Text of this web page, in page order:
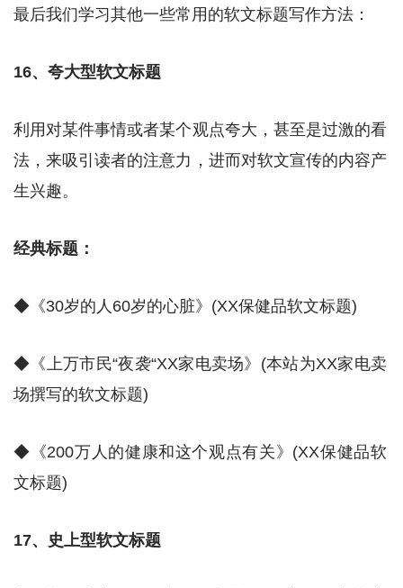
最后我们学习其他一些常用的软文标题写作方法：
16、夸大型软文标题
利用对某件事情或者某个观点夸大，甚至是过激的看
法，来吸引读者的注意力，进而对软文宣传的内容产
生兴趣。
经典标题：
◆《30岁的人60岁的心脏》(XX保健品软文标题)
◆《上万市民“夜袭“XX家电卖场》(本站为XX家电卖
场撰写的软文标题)
◆《200万人的健康和这个观点有关》(XX保健品软
文标题)
17、史上型软文标题